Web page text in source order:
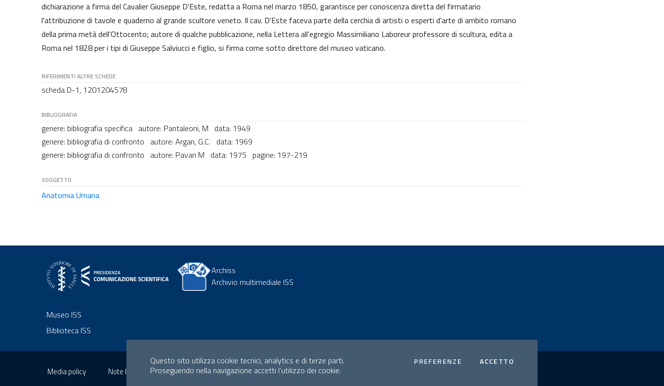
dichiarazione a firma del Cavalier Giuseppe D'Este, redatta a Roma nel marzo 1850, garantisce per conoscenza diretta del firmatario
l'attribuzione di tavole e quaderno al grande scultore veneto. Il cav. D'Este faceva parte della cerchia di artisti o esperti d'arte di ambito romano
della prima metà dell'Ottocento; autore di qualche pubblicazione, nella Lettera all'egregio Massimiliano Laboreur professore di scultura, edita a
Roma nel 1828 per i tipi di Giuseppe Salviucci e figlio, si firma come sotto direttore del museo vaticano.
RIFERIMENTI ALTRE SCHEDE
scheda D-1, 1201204578
BIBLIOGRAFIA
genere: bibliografia specifica autore: Pantaleoni, M data: 1949
genere: bibliografia di confronto autore: Argan, G.C. data: 1969
genere: bibliografia di confronto autore: Pavan M data: 1975 pagine: 197-219
SOGGETTO
Anatomia Umana
Archiss
Archivio multimediale ISS
Museo ISS
Biblioteca ISS
Media policy Note legali Privacy policy Mappa del sito
Questo sito utilizza cookie tecnici, analytics e di terze parti.
Proseguendo nella navigazione accetti l'utilizzo dei cookie.
PREFERENZE COOKIESACCETTOI COOKIES